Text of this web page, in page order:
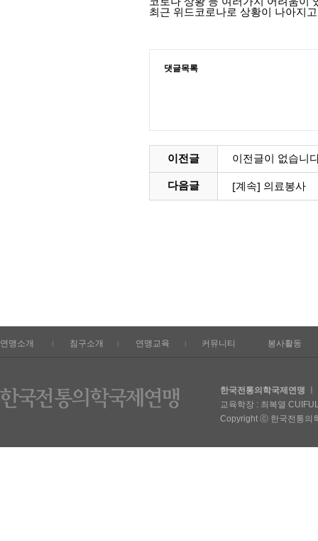
최근 위드코로나로 상황이 나아지
댓글목록
이전글 이전글이 없습니
다음글 [계속] 의료봉사
연맹소개 침구소개 연맹교육 커뮤니티 봉사활동
한국전통의학국제연맹
교육학장 : 최복열
Copyright ⓒ 한국전통의